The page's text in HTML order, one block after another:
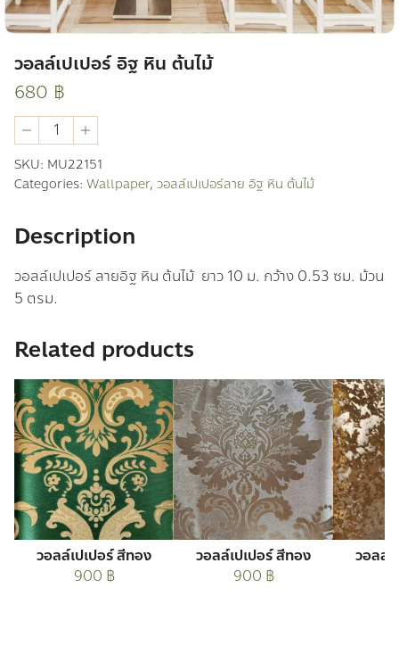
วอลล์เปเปอร์ อิฐ หิน ต้นไม้
680 ฿
วอ
ลล์
เปเปอร์
อิฐ
หิน
quantity
SKU: MU22151
Categories: Wallpaper, วอลล์เปเปอร์ลาย อิฐ หิน ต้นไม้
Description
วอลล์เปเปอร์ ลายอิฐ หิน ต้นไม้ ยาว 10 ม. กว้าง 0.53 ซม. ม้วน
5 ตรม.
Related products
วอลล์เปเปอร์ สีทอง
900 ฿
วอลล์เปเปอร์ สีทอง
900 ฿
วอลล์